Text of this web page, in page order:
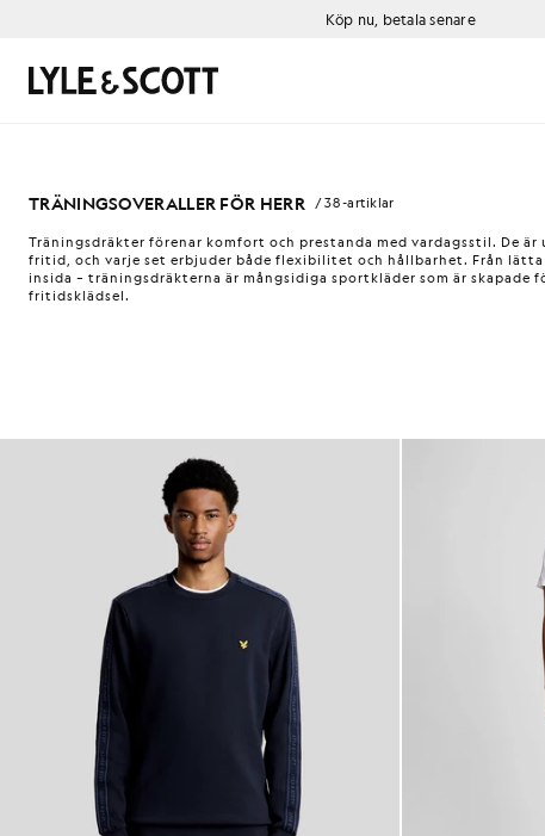
Köp nu, betala senare
Sök
TRÄNINGSOVERALLER FÖR HERR / 38 -artiklar
Träningsdräkter förenar komfort och prestanda med vardagsstil. De
fritid, och varje set erbjuder både flexibilitet och hållbarhet. Från
insida – träningsdräkterna är mångsidiga sportkläder som är skapade
fritidsklädsel.